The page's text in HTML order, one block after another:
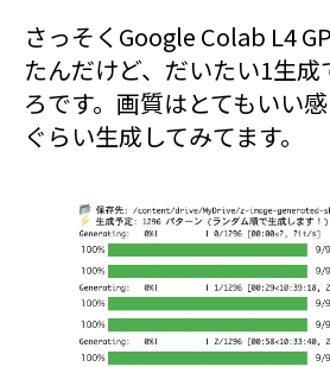
さっそくGoogle Colab L4
たんだけど、だいたい1生成
ろです。画質はとてもいい
ぐらい生成してみてます。